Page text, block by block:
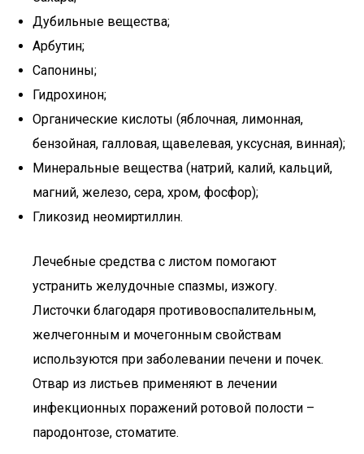
Дубильные вещества;
Арбутин;
Сапонины;
Гидрохинон;
Органические кислоты (яблочная, лимонная,
бензойная, галловая, щавелевая, уксусная, винная);
Минеральные вещества (натрий, калий, кальций,
магний, железо, сера, хром, фосфор);
Гликозид неомиртиллин.
Лечебные средства с листом помогают
устранить желудочные спазмы, изжогу.
Листочки благодаря противовоспалительным,
желчегонным и мочегонным свойствам
используются при заболевании печени и почек.
Отвар из листьев применяют в лечении
инфекционных поражений ротовой полости –
пародонтозе, стоматите.